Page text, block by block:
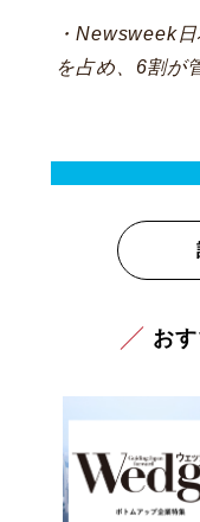
・Newsweek
を占め、6割が
お